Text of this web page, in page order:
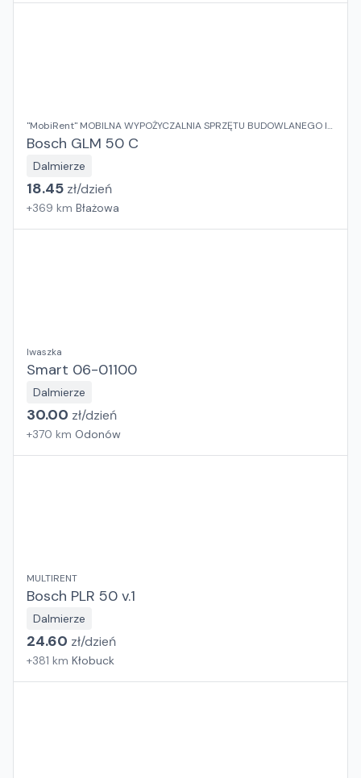
"MobiRent" MOBILNA WYPOŻYCZALNIA SPRZĘTU BUDOWLANEGO I
OGRODOWEGO Jaroslaw Rybka
Bosch GLM 50 C
Dalmierze
18.45 zł/dzień
+369 km Błażowa
Iwaszka
Smart 06-01100
Dalmierze
30.00 zł/dzień
+370 km Odonów
MULTIRENT
Bosch PLR 50 v.1
Dalmierze
24.60 zł/dzień
+381 km Kłobuck